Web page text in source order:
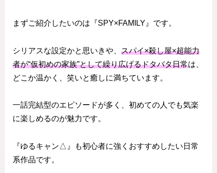
まずご紹介したいのは『SPY×FAMILY』です。
シリアスな設定かと思いきや、 スパイ×殺し屋×超能力
者が“仮初めの家族”として繰り広げるドタバタ日常は、
どこか温かく、笑いと癒しに満ちています。
一話完結型のエピソードが多く、初めての人でも気楽
に楽しめるのが魅力です。
『ゆるキャン△』も初心者に強くおすすめしたい日常
系作品です。